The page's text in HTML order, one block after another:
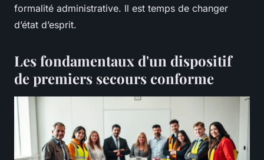
formalité administrative. Il est temps de changer
d’état d’esprit.
Les fondamentaux d'un dispositif
de premiers secours conforme